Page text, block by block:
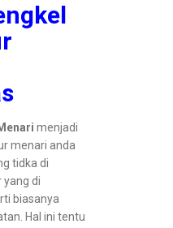
menjadi
menari anda
tidka di
yang di
biasanya
Hal ini tentu